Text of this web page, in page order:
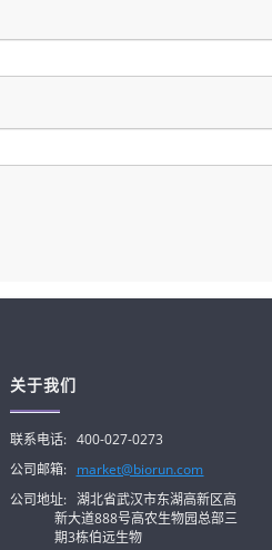
关于我们
联系电话: 400-027-0273
公司邮箱: market@biorun.com
公司地址: 湖北省武汉市东湖高新区高
新大道888号高农生物园总部三
期3栋伯远生物